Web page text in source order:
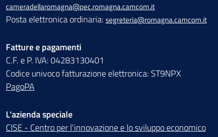
cameradellaromagna@pec.romagna.camcom.it
Posta elettronica ordinaria: segreteria@romagna.camcom.it
Fatture e pagamenti
C.F. e P. IVA: 04283130401
Codice univoco fatturazione elettronica: ST9NPX
PagoPA
L'azienda speciale
CISE - Centro per l'innovazione e lo sviluppo economico